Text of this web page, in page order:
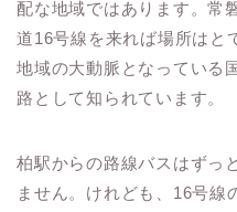
配な地域ではあります。常
道16号線を来れば場所はと
地域の大動脈となっている
路として知られています。
柏駅からの路線バスはずっ
ません。けれども、16号線